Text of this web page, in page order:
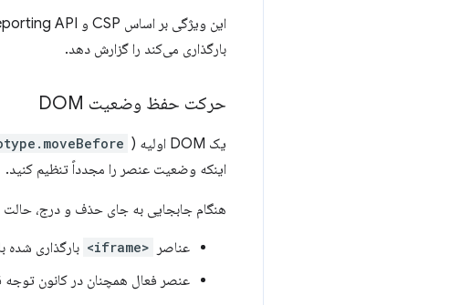
بارگذاری می‌کند را گزارش دهد.
حرکت حفظ وضعیت DOM
یک DOM اولیه (
اینکه وضعیت عنصر را مجدداً تنظیم کنید.
هنگام جابجایی به جای حذف و درج،
عناصر <iframe>
بارگذاری شده
عنصر فعال همچنان در کانون توجه